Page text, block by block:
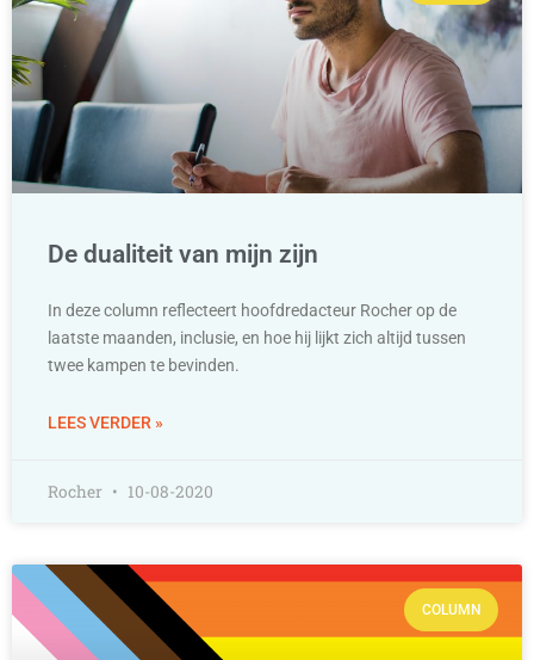
De dualiteit van mijn zijn
In deze column reflecteert hoofdredacteur Rocher op de
laatste maanden, inclusie, en hoe hij lijkt zich altijd tussen
twee kampen te bevinden.
LEES VERDER »
Rocher 10-08-2020
COLUMN